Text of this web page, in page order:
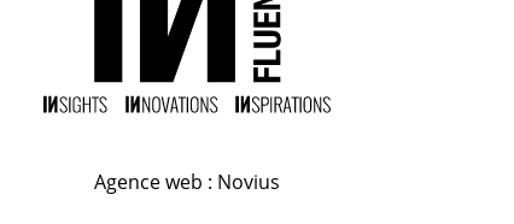
Agence web : Novius